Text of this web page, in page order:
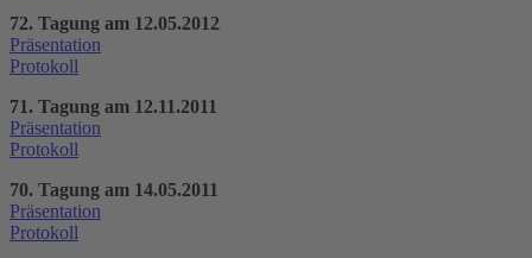
72. Tagung am 12.05.2012
Präsentation
Protokoll
71. Tagung am 12.11.2011
Präsentation
Protokoll
70. Tagung am 14.05.2011
Präsentation
Protokoll